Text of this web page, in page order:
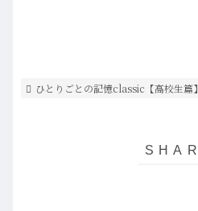
ひとりごとの記憶classic【高校生篇】